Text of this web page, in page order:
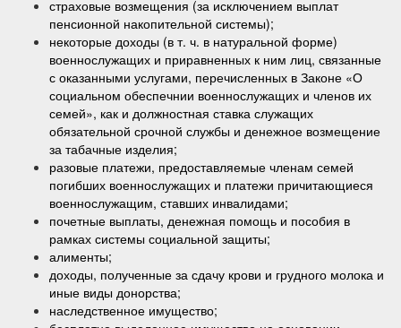
страховые возмещения (за исключением выплат
пенсионной накопительной системы);
некоторые доходы (в т. ч. в натуральной форме)
военнослужащих и приравненных к ним лиц, связанные
с оказанными услугами, перечисленных в Законе «О
социальном обеспечнии военнослужащих и членов их
семей», как и должностная ставка служащих
обязательной срочной службы и денежное возмещение
за табачные изделия;
разовые платежи, предоставляемые членам семей
погибших военнослужащих и платежи причитающиеся
военнослужащим, ставших инвалидами;
почетные выплаты, денежная помощь и пособия в
рамках системы социальной защиты;
алименты;
доходы, полученные за сдачу крови и грудного молока и
иные виды донорства;
наследственное имущество;